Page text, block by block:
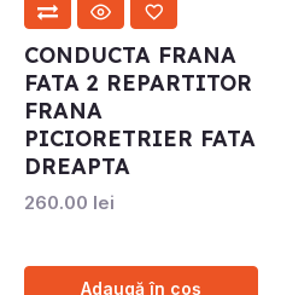
CONDUCTA FRANA
FATA 2 REPARTITOR
FRANA
PICIORETRIER FATA
DREAPTA
260.00 lei
Adaugă în coș